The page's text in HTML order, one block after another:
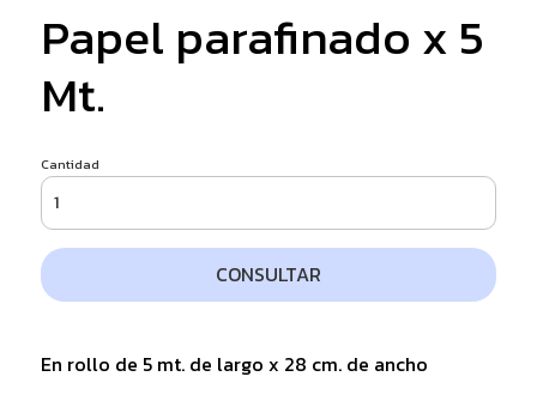
Papel parafinado x 5
Mt.
Cantidad
CONSULTAR
En rollo de 5 mt. de largo x 28 cm. de ancho